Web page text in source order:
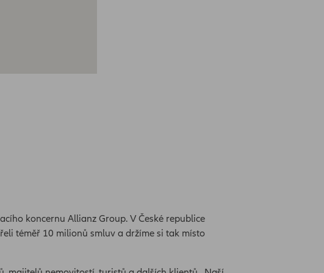
koncernu Allianz Group. V České republice
téměř 10 milionů smluv a držíme si tak místo